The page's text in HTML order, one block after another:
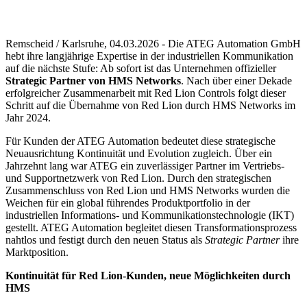
Remscheid / Karlsruhe, 04.03.2026 - Die ATEG Automation GmbH
hebt ihre langjährige Expertise in der industriellen Kommunikation
auf die nächste Stufe: Ab sofort ist das Unternehmen offizieller
Strategic Partner von HMS Networks. Nach über einer Dekade
erfolgreicher Zusammenarbeit mit Red Lion Controls folgt dieser
Schritt auf die Übernahme von Red Lion durch HMS Networks im
Jahr 2024.
Für Kunden der ATEG Automation bedeutet diese strategische
Neuausrichtung Kontinuität und Evolution zugleich. Über ein
Jahrzehnt lang war ATEG ein zuverlässiger Partner im Vertriebs-
und Supportnetzwerk von Red Lion. Durch den strategischen
Zusammenschluss von Red Lion und HMS Networks wurden die
Weichen für ein global führendes Produktportfolio in der
industriellen Informations- und Kommunikationstechnologie (IKT)
gestellt. ATEG Automation begleitet diesen Transformationsprozess
nahtlos und festigt durch den neuen Status als Strategic Partnerihre
Marktposition.
Kontinuität für Red Lion-Kunden, neue Möglichkeiten durch
HMS